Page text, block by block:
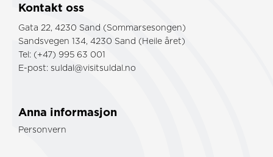
Kontakt oss
Gata 22, 4230 Sand (Sommarsesongen)
Sandsvegen 134, 4230 Sand (Heile året)
Tel: (+47) 995 63 001
E-post: suldal@visitsuldal.no
Anna informasjon
Personvern